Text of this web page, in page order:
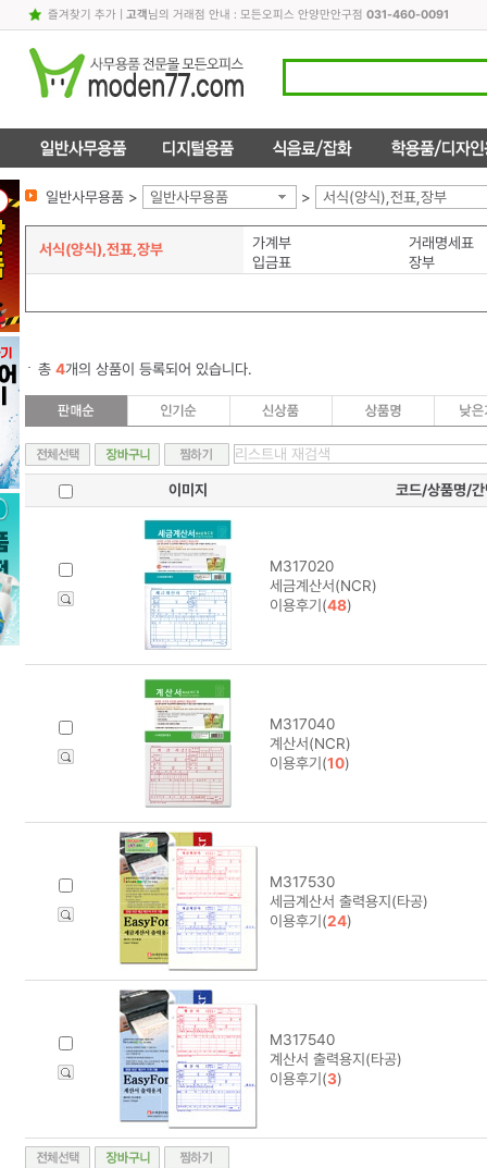
즐겨찾기 추가| 고객님의 거래점 안내 : 모든오피스 안양만안구점 031-460-0091
일반사무용품 > 일반사무용품 > 서식(양식),전표,장부
서식(양식),전표,장부 가계부
거래명세표
입금표
장부
총 4개의 상품이 등록되어 있습니다.
이미지 코드/상품명/간
M317020
세금계산서(NCR)
이용후기(48)
M317040
계산서(NCR)
이용후기(10)
M317530
세금계산서 출력용지(타공)
이용후기(24)
M317540
계산서 출력용지(타공)
이용후기(3)